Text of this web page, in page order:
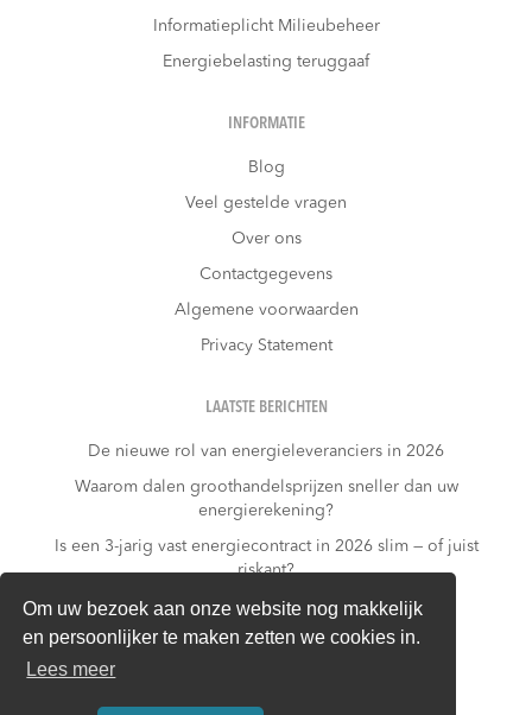
Om uw bezoek aan onze website nog makkelijk
en persoonlijker te maken zetten we cookies in.
Lees meer
Informatieplicht Milieubeheer
Energiebelasting teruggaaf
INFORMATIE
Blog
Veel gestelde vragen
Over ons
Contactgegevens
Algemene voorwaarden
Privacy Statement
LAATSTE BERICHTEN
De nieuwe rol van energieleveranciers in 2026
Waarom dalen groothandelsprijzen sneller dan uw
energierekening?
Is een 3-jarig vast energiecontract in 2026 slim — of juist
riskant?
Wat kost niets doen?
Warmtepomp + dynamisch contract: gouden